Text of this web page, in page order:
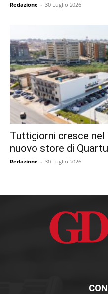
Redazione - 30 Luglio 2026
Tuttigiorni cresce nel
nuovo store di
Redazione - 30 Luglio 2026